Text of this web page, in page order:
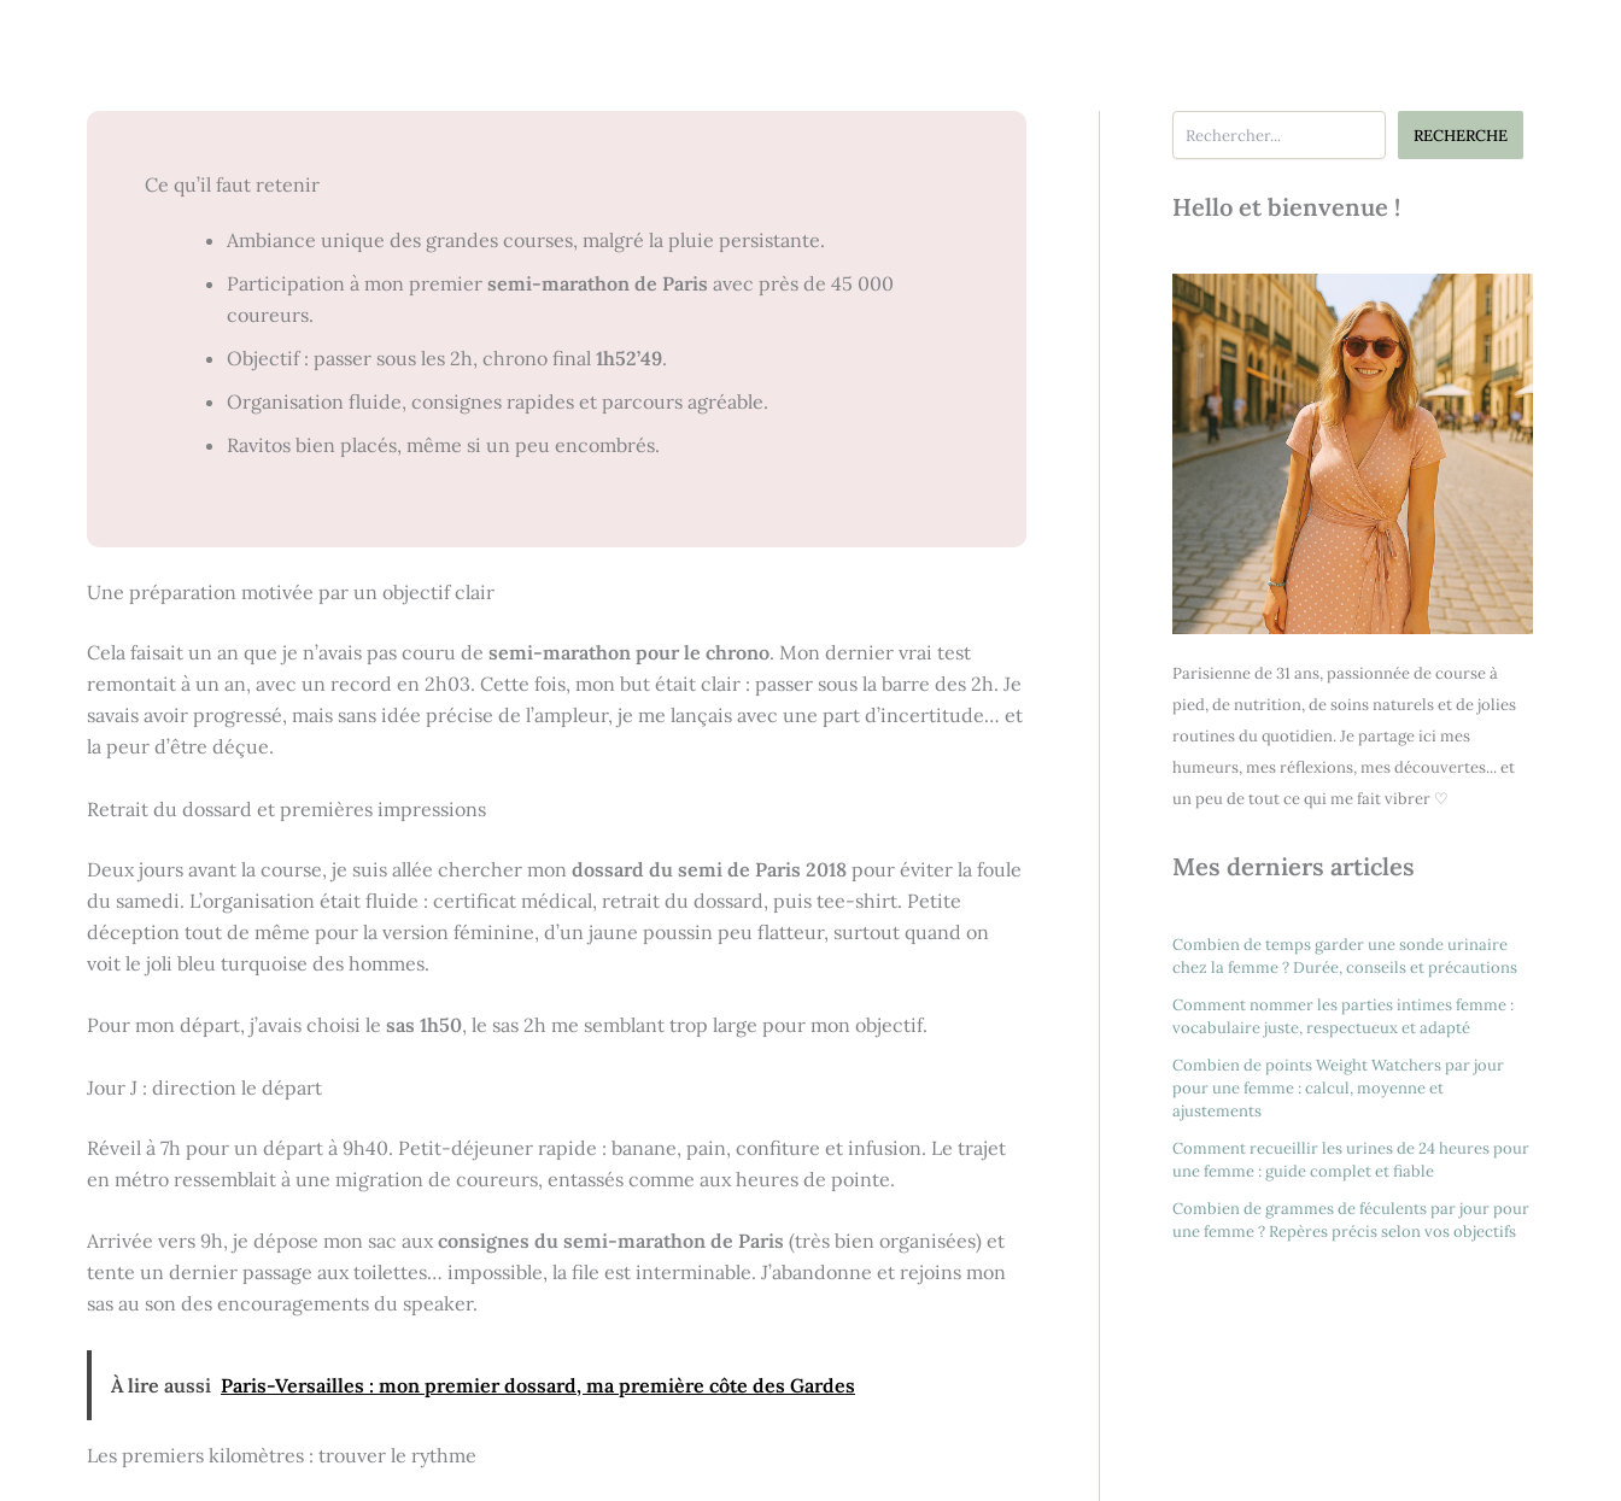
Ce qu’il faut retenir
Ambiance unique des grandes courses, malgré la pluie persistante.
Participation à mon premier semi-marathon de Paris avec près de 45 000
coureurs.
Objectif : passer sous les 2h, chrono final 1h52’49.
Organisation fluide, consignes rapides et parcours agréable.
Ravitos bien placés, même si un peu encombrés.
Une préparation motivée par un objectif clair
Cela faisait un an que je n’avais pas couru de semi-marathon pour le chrono. Mon dernier vrai test
remontait à un an, avec un record en 2h03. Cette fois, mon but était clair : passer sous la barre des 2h. Je
savais avoir progressé, mais sans idée précise de l’ampleur, je me lançais avec une part d’incertitude… et
la peur d’être déçue.
Retrait du dossard et premières impressions
Deux jours avant la course, je suis allée chercher mon dossard du semi de Paris 2018 pour éviter la foule
du samedi. L’organisation était fluide : certificat médical, retrait du dossard, puis tee-shirt. Petite
déception tout de même pour la version féminine, d’un jaune poussin peu flatteur, surtout quand on
voit le joli bleu turquoise des hommes.
Pour mon départ, j’avais choisi le sas 1h50, le sas 2h me semblant trop large pour mon objectif.
Jour J : direction le départ
Réveil à 7h pour un départ à 9h40. Petit-déjeuner rapide : banane, pain, confiture et infusion. Le trajet
en métro ressemblait à une migration de coureurs, entassés comme aux heures de pointe.
Arrivée vers 9h, je dépose mon sac auxconsignes du semi-marathon de Paris (très bien organisées) et
tente un dernier passage aux toilettes… impossible, la file est interminable. J’abandonne et rejoins mon
sas au son des encouragements du speaker.
À lire aussi Paris-Versailles : mon premier dossard, ma première côte des Gardes
Les premiers kilomètres : trouver le rythme
Rechercher
RECHERCHE
Hello et bienvenue !
Parisienne de 31 ans, passionnée de course à
pied, de nutrition, de soins naturels et de jolies
routines du quotidien. Je partage ici mes
humeurs, mes réflexions, mes découvertes... et
un peu de tout ce qui me fait vibrer ♡
Mes derniers articles
Combien de temps garder une sonde urinaire
chez la femme ? Durée, conseils et précautions
Comment nommer les parties intimes femme :
vocabulaire juste, respectueux et adapté
Combien de points Weight Watchers par jour
pour une femme : calcul, moyenne et
ajustements
Comment recueillir les urines de 24 heures pour
une femme : guide complet et fiable
Combien de grammes de féculents par jour pour
une femme ? Repères précis selon vos objectifs